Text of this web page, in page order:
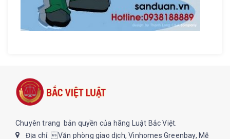
Chuyên trang bản quyền của hãng Luật Bắc Việt.
Địa chỉ: Văn phòng giao dịch, Vinhomes Greenbay, Mễ